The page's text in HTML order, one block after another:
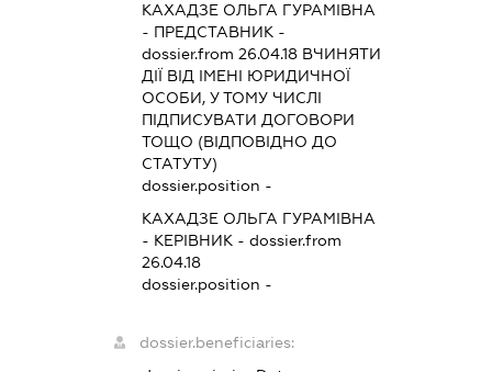
КАХАДЗЕ ОЛЬГА ГУРАМІВНА
- ПРЕДСТАВНИК -
dossier.from 26.04.18ВЧИНЯТИ
ДІЇ ВІД ІМЕНІ ЮРИДИЧНОЇ
ОСОБИ, У ТОМУ ЧИСЛІ
ПІДПИСУВАТИ ДОГОВОРИ
ТОЩО (ВІДПОВІДНО ДО
СТАТУТУ)
dossier.position -
КАХАДЗЕ ОЛЬГА ГУРАМІВНА
- КЕРІВНИК - dossier.from
26.04.18
dossier.position -
dossier.beneficiaries: